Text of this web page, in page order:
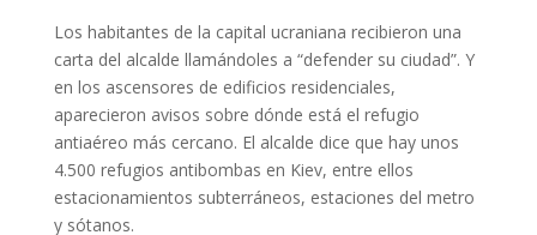
Los habitantes de la capital ucraniana recibieron una
carta del alcalde llamándoles a “defender su ciudad”. Y
en los ascensores de edificios residenciales,
aparecieron avisos sobre dónde está el refugio
antiaéreo más cercano. El alcalde dice que hay unos
4.500 refugios antibombas en Kiev, entre ellos
estacionamientos subterráneos, estaciones del metro
y sótanos.